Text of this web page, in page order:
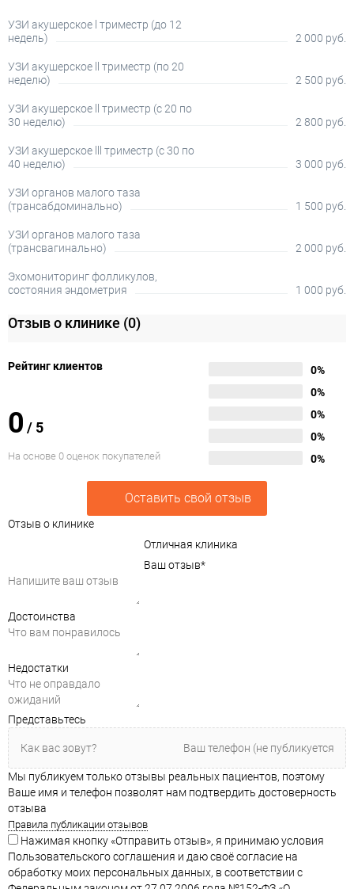
УЗИ акушерское l триместр (до 12
недель)
2 000 руб.
УЗИ акушерское ll триместр (по 20
неделю)
2 500 руб.
УЗИ акушерское ll триместр (с 20 по
30 неделю)
2 800 руб.
УЗИ акушерское lll триместр (с 30 по
40 неделю)
3 000 руб.
УЗИ органов малого таза
(трансабдоминально)
1 500 руб.
УЗИ органов малого таза
(трансвагинально)
2 000 руб.
Эхомониторинг фолликулов,
состояния эндометрия
1 000 руб.
Отзыв о клинике (0)
Рейтинг клиентов
0 / 5
На основе 0 оценок покупателей
0%
0%
0%
0%
0%
Оставить свой отзыв
Отзыв о клинике
Отличная клиника
Ваш отзыв*
Достоинства
Недостатки
Представьтесь
Мы публикуем только отзывы реальных пациентов, поэтому
Ваше имя и телефон позволят нам подтвердить достоверность
отзыва
Правила публикации отзывов
Нажимая кнопку «Отправить отзыв», я принимаю условия
Пользовательского соглашения и даю своё согласие на
обработку моих персональных данных, в соответствии с